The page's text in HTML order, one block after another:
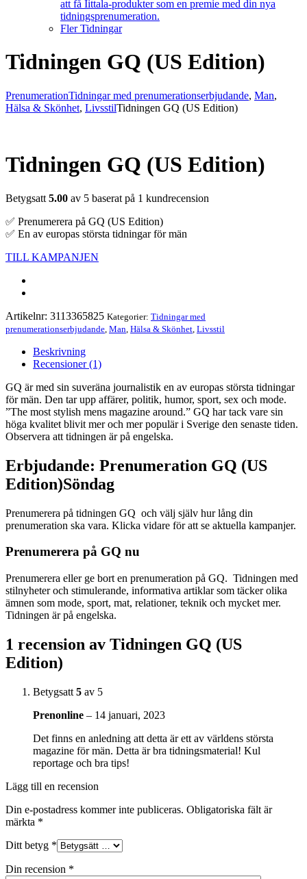
att få Iittala-produkter som en premie med din nya
tidningsprenumeration.
Fler Tidningar
Tidningen GQ (US Edition)
PrenumerationTidningar med prenumerationserbjudande, Man,
Hälsa & Skönhet, LivsstilTidningen GQ (US Edition)
Tidningen GQ (US Edition)
Betygsatt 5.00 av 5 baserat på 1 kundrecension
✅ Prenumerera på GQ (US Edition)
✅ En av europas största tidningar för män
TILL KAMPANJEN
Artikelnr: 3113365825 Kategorier: Tidningar med
prenumerationserbjudande Man Hälsa & Skönhet Livsstil
Beskrivning
Recensioner (1)
GQ är med sin suveräna journalistik en av europas största tidningar
för män. Den tar upp affärer, politik, humor, sport, sex och mode.
”The most stylish mens magazine around.” GQ har tack vare sin
höga kvalitet blivit mer och mer populär i Sverige den senaste tiden.
Observera att tidningen är på engelska.
Erbjudande: Prenumeration GQ (US
Edition)Söndag
Prenumerera på tidningen GQ och välj själv hur lång din
prenumeration ska vara. Klicka vidare för att se aktuella kampanjer.
Prenumerera på GQ nu
Prenumerera eller ge bort en prenumeration på GQ. Tidningen med
stilnyheter och stimulerande, informativa artiklar som täcker olika
ämnen som mode, sport, mat, relationer, teknik och mycket mer.
Tidningen är på engelska.
1 recension av Tidningen GQ (US
Edition)
Betygsatt 5 av 5
Prenonline – 14 januari, 2023
Det finns en anledning att detta är ett av världens största
magazine för män. Detta är bra tidningsmaterial! Kul
reportage och bra tips!
Lägg till en recension
Din e-postadress kommer inte publiceras. Obligatoriska fält är
märkta *
Ditt betyg *
Din recension *